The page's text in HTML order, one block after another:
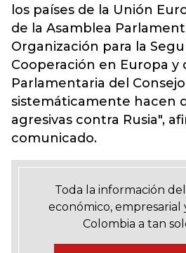
los países de la Unión
de la Asamblea
Organización para la
Cooperación en Europa y
Parlamentaria del
sistemáticamente hacen
agresivas contra Rusia",
comunicado.
Toda la información
económico, empresarial
Colombia a tan